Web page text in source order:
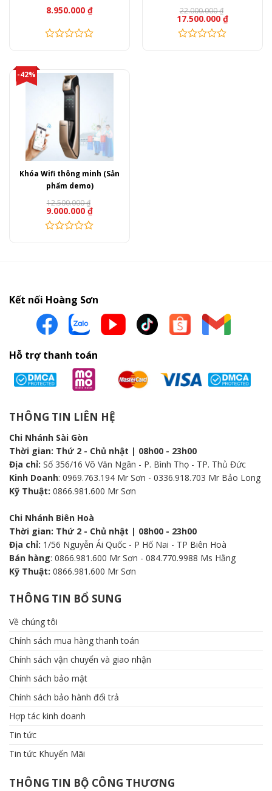
Wifi]
8.950.000 ₫
Mã Số – Wifi]
22.000.000₫
Giá
gốc
là:
22.000.000 ₫.
17.500.000 ₫
Giá
hiện
tại
là:
-42%
Khóa Wifi thông minh (Sản
phẩm demo)
9.000.000₫
12.500.000₫
biến
chọn
thể
trên
trang
sản
phẩm
Kết nối Hoàng Sơn
Hỗ trợ thanh toán
THÔNG TIN LIÊN HỆ
Chi Nhánh Sài Gòn
Thời gian: Thứ 2 - Chủ nhật | 08h00 - 23h00
Địa chỉ: Số 356/16 Võ Văn Ngân - P. Bình Thọ - TP. Thủ Đức
Kinh Doanh: 0969.763.194 Mr Sơn - 0336.918.703 Mr Bảo Long
Kỹ Thuật: 0866.981.600 Mr Sơn
Chi Nhánh Biên Hoà
Thời gian: Thứ 2 - Chủ nhật | 08h00 - 23h00
Địa chỉ: 1/56 Nguyễn Ái Quốc - P Hố Nai - TP Biên Hoà
Bán hàng: 0866.981.600 Mr Sơn - 084.770.9988 Ms Hằng
Kỹ Thuật: 0866.981.600 Mr Sơn
THÔNG TIN BỔ SUNG
Về chúng tôi
Chính sách mua hàng thanh toán
Chính sách vận chuyển và giao nhận
Chính sách bảo mật
Chính sách bảo hành đổi trả
Hợp tác kinh doanh
Tin tức
Tin tức Khuyến Mãi
THÔNG TIN BỘ CÔNG THƯƠNG